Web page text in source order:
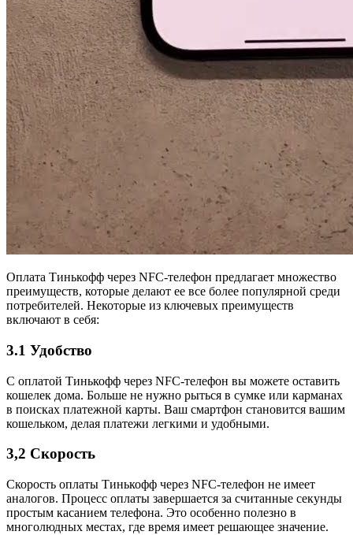
Оплата Тинькофф через NFC-телефон предлагает множество
преимуществ, которые делают ее все более популярной среди
потребителей. Некоторые из ключевых преимуществ
включают в себя:
3.1 Удобство
С оплатой Тинькофф через NFC-телефон вы можете оставить
кошелек дома. Больше не нужно рыться в сумке или карманах
в поисках платежной карты. Ваш смартфон становится вашим
кошельком, делая платежи легкими и удобными.
3,2 Скорость
Скорость оплаты Тинькофф через NFC-телефон не имеет
аналогов. Процесс оплаты завершается за считанные секунды
простым касанием телефона. Это особенно полезно в
многолюдных местах, где время имеет решающее значение.